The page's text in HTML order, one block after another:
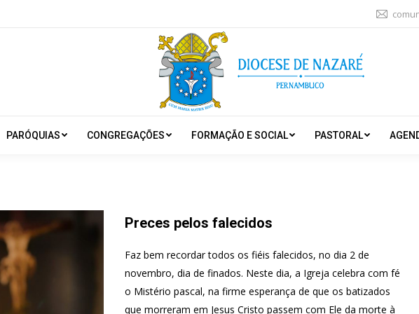
PARÓQUIAS CONGREGAÇÕES FORMAÇÃO E SOCIAL PASTORAL
Preces pelos falecidos
Faz bem recordar todos os fiéis falecidos, no dia 2 de
novembro, dia de finados. Neste dia, a Igreja celebra com fé
o Mistério pascal, na firme esperança de que os batizados
que morreram em Jesus Cristo passem com Ele da morte à